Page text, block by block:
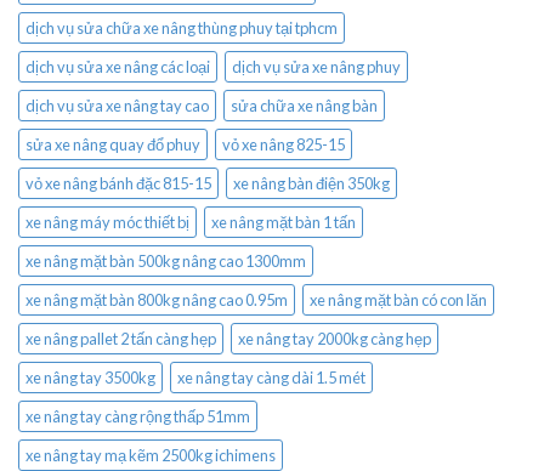
dịch vụ sửa chữa xe nâng thùng phuy tại tphcm
dịch vụ sửa xe nâng các loại
dịch vụ sửa xe nâng phuy
dịch vụ sửa xe nâng tay cao
sửa chữa xe nâng bàn
sửa xe nâng quay đổ phuy
vỏ xe nâng 825-15
vỏ xe nâng bánh đặc 815-15
xe nâng bàn điện 350kg
xe nâng máy móc thiết bị
xe nâng mặt bàn 1 tấn
xe nâng mặt bàn 500kg nâng cao 1300mm
xe nâng mặt bàn 800kg nâng cao 0.95m
xe nâng mặt bàn có con lăn
xe nâng pallet 2 tấn càng hẹp
xe nâng tay 2000kg càng hẹp
xe nâng tay 3500kg
xe nâng tay càng dài 1.5 mét
xe nâng tay càng rộng thấp 51mm
xe nâng tay mạ kẽm 2500kg ichimens